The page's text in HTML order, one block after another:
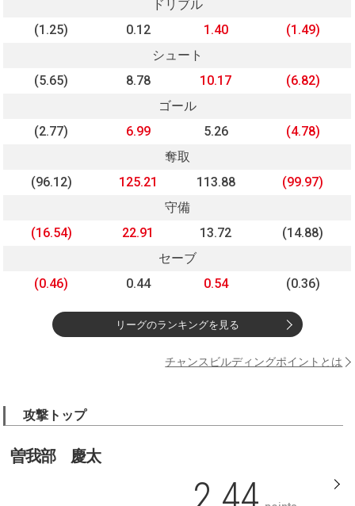
ドリブル
(1.25)
0.12 1.40
(1.49)
シュート
(5.65)
8.78 10.17
(6.82)
ゴール
(2.77)
6.99 5.26
(4.78)
奪取
(96.12)
125.21 113.88
(99.97)
守備
(16.54)
22.91 13.72
(14.88)
セーブ
(0.46)
0.44 0.54 (0.36)
リーグのランキングを見る
チャンスビルディングポイントとは
攻撃トップ
曽我部 慶太